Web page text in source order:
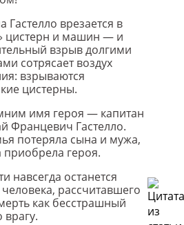
врезается в
цистерн и машин — и
взрыв долгими
сотрясает воздух
взрываются
цистерны.
имя героя — капитан
Францевич Гастелло.
потеряла сына и мужа,
приобрела героя.
навсегда останется
рассчитавшего
как бесстрашный
врагу.